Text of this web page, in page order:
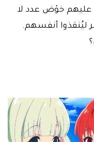
عليهم خوْض عدد لا
ليُنقذوا أنفسهم.